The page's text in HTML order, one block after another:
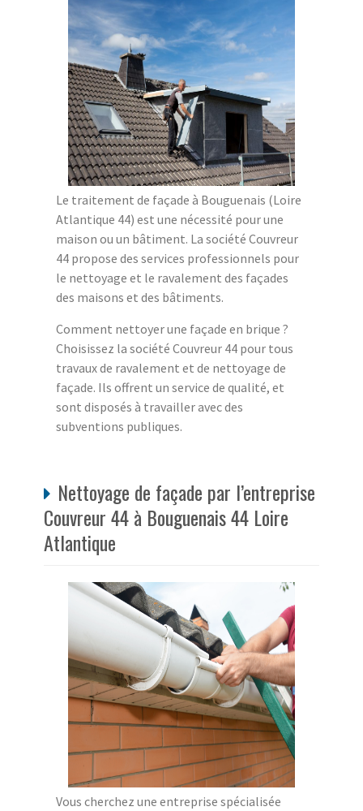
Le traitement de façade à Bouguenais (Loire
Atlantique 44) est une nécessité pour une
maison ou un bâtiment. La société Couvreur
44 propose des services professionnels pour
le nettoyage et le ravalement des façades
des maisons et des bâtiments.
Comment nettoyer une façade en brique ?
Choisissez la société Couvreur 44 pour tous
travaux de ravalement et de nettoyage de
façade. Ils offrent un service de qualité, et
sont disposés à travailler avec des
subventions publiques.
Nettoyage de façade par l’entreprise
Couvreur 44 à Bouguenais 44 Loire
Atlantique
Vous cherchez une entreprise spécialisée